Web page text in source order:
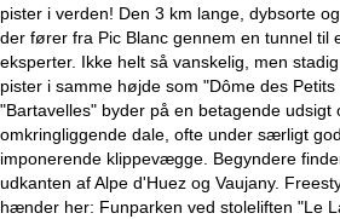
pister i verden! Den 3 km lange, dybsorte
der fører fra Pic Blanc gennem en tunnel til
eksperter. Ikke helt så vanskelig, men
pister i samme højde som "Dôme des
"Bartavelles" byder på en betagende udsigt
omkringliggende dale, ofte under særligt
imponerende klippevægge. Begyndere
udkanten af Alpe d'Huez og Vaujany.
hænder her: Funparken ved stoleliften "Le